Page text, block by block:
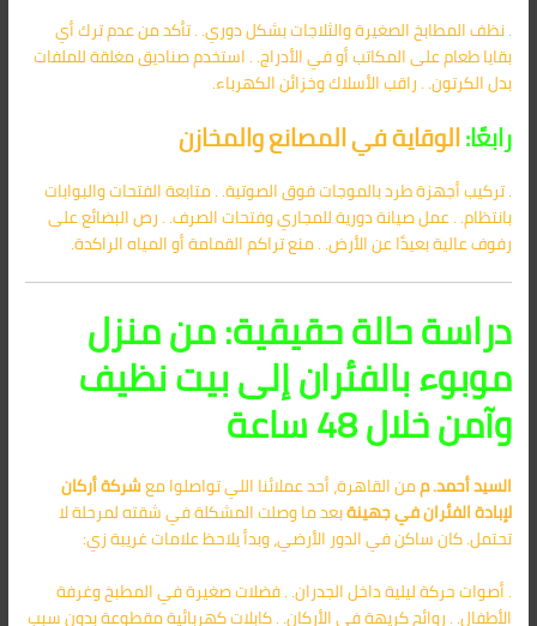
. نظف المطابخ الصغيرة والثلاجات بشكل دوري. . تأكد من عدم ترك أي
بقايا طعام على المكاتب أو في الأدراج. . استخدم صناديق مغلقة للملفات
بدل الكرتون. . راقب الأسلاك وخزائن الكهرباء.
رابعًا:الوقاية في المصانع والمخازن
. تركيب أجهزة طرد بالموجات فوق الصوتية. . متابعة الفتحات والبوابات
بانتظام. . عمل صيانة دورية للمجاري وفتحات الصرف. . رص البضائع على
رفوف عالية بعيدًا عن الأرض. . منع تراكم القمامة أو المياه الراكدة.
دراسة حالة حقيقية: من منزل
موبوء بالفئران إلى بيت نظيف
وآمن خلال 48 ساعة
السيد أحمد. ممن القاهرة، أحد عملائنا اللي تواصلوا معشركة أركان
لإبادة الفئران في جهينةبعد ما وصلت المشكلة في شقته لمرحلة لا
تحتمل. كان ساكن في الدور الأرضي، وبدأ يلاحظ علامات غريبة زي:
. أصوات حركة ليلية داخل الجدران. . فضلات صغيرة في المطبخ وغرفة
الأطفال. . روائح كريهة في الأركان. . كابلات كهربائية مقطوعة بدون سبب